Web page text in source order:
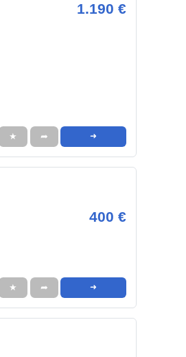
1.190 €
★ ➦ ➜
400 €
★ ➦ ➜